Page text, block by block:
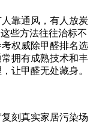
靠通风，有人放炭
些方法往往治标不
权威除甲醛排名选
拥有成熟技术和丰
让甲醛无处藏身。
刻真实家居污染场